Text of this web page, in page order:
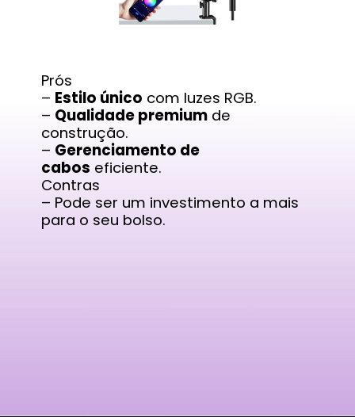
Prós
– Estilo único com luzes RGB.
– Qualidade premium de
construção.
– Gerenciamento de
cabos eficiente.
Contras
– Pode ser um investimento a mais
para o seu bolso.